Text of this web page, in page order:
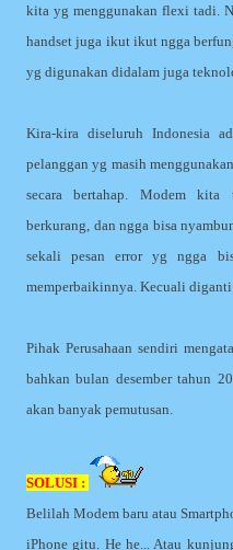
kita yg menggunakan flexi tadi.
handset juga ikut ikut ngga
yg digunakan didalam juga
Kira-kira diseluruh Indonesia
pelanggan yg masih
secara bertahap. Modem
berkurang, dan ngga bisa
sekali pesan error yg ngga
memperbaikinnya. Kecuali diganti.
Pihak Perusahaan sendiri
bahkan bulan desember tahun
akan banyak pemutusan.
SOLUSI :
Belilah Modem baru atau
iPhone gitu. He he... Atau